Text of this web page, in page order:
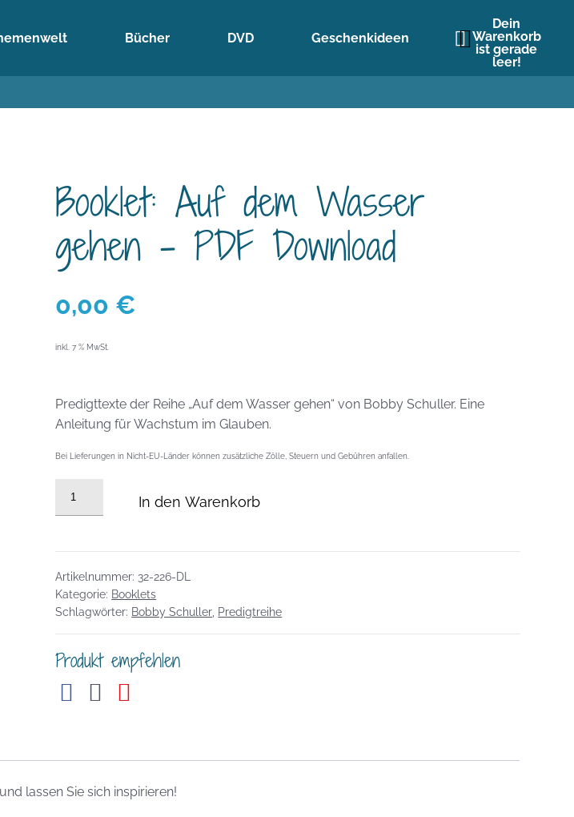
Bücher DVD Geschenkideen
Dein
Warenkorb
ist gerade
leer!
Booklet: Auf dem Wasser
gehen – PDF Download
0,00 €
inkl. 7 % MwSt.
Predigttexte der Reihe „Auf dem Wasser gehen“ von Bobby Schuller. Eine
Anleitung für Wachstum im Glauben.
Bei Lieferungen in Nicht-EU-Länder können zusätzliche Zölle, Steuern und Gebühren anfallen.
gehen
-
PDF
Menge
In den Warenkorb
Artikelnummer: 32-226-DL
Kategorie: Booklets
Schlagwörter: Bobby Schuller Predigtreihe
Produkt empfehlen
lassen Sie sich inspirieren!